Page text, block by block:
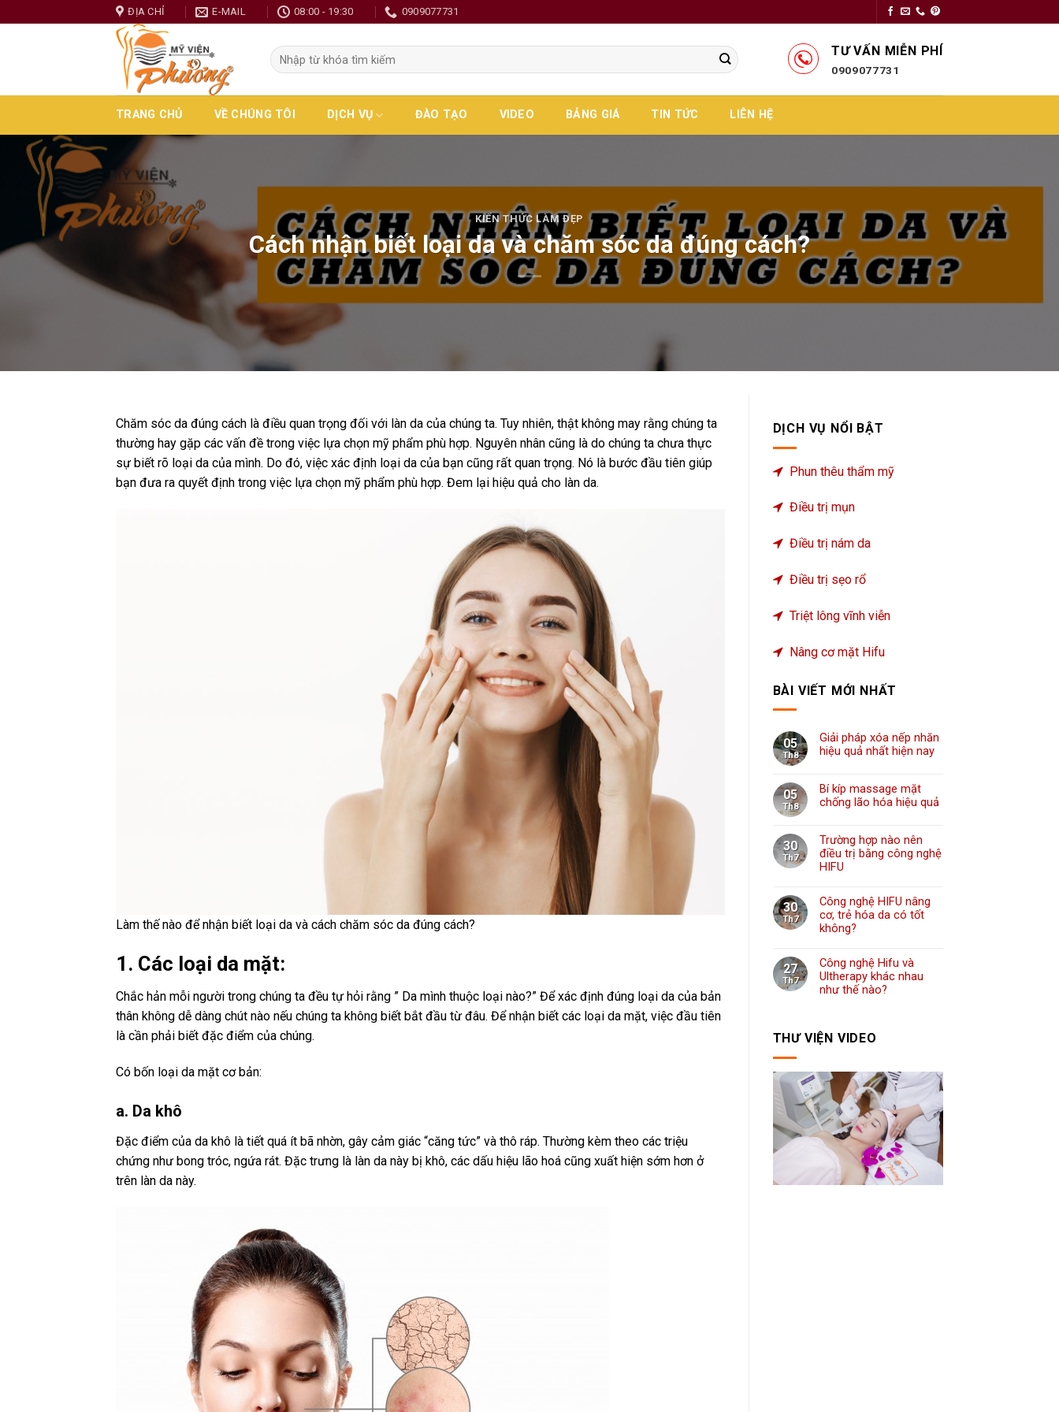
ĐỊA CHỈ E-MAIL 08:00 - 19:30 0909077731
TƯ VẤN MIỄN PHÍ
0909077731
TRANG CHỦ VỀ CHÚNG TÔI DỊCH VỤ ĐÀO TẠO VIDEO BẢNG GIÁ TIN TỨC LIÊN HỆ
KIẾN THỨC LÀM ĐẸP
Cách nhận biết loại da và chăm sóc da đúng cách?
Chăm sóc da đúng cách là điều quan trọng đối với làn da của chúng ta. Tuy nhiên, thật không may rằng chúng ta
thường hay gặp các vấn đề trong việc lựa chọn mỹ phẩm phù hợp. Nguyên nhân cũng là do chúng ta chưa thực
sự biết rõ loại da của mình. Do đó, việc xác định loại da của bạn cũng rất quan trọng. Nó là bước đầu tiên giúp
bạn đưa ra quyết định trong việc lựa chọn mỹ phẩm phù hợp. Đem lại hiệu quả cho làn da.
Làm thế nào để nhận biết loại da và cách chăm sóc da đúng cách?
1. Các loại da mặt:
Chắc hản mỗi người trong chúng ta đều tự hỏi rằng ” Da mình thuộc loại nào?” Để xác định đúng loại da của bản
thân không dễ dàng chút nào nếu chúng ta không biết bắt đầu từ đâu. Để nhận biết các loại da mặt, việc đầu tiên
là cần phải biết đặc điểm của chúng.
Có bốn loại da mặt cơ bản:
a. Da khô
Đặc điểm của da khô là tiết quá ít bã nhờn, gây cảm giác “căng tức” và thô ráp. Thường kèm theo các triệu
chứng như bong tróc, ngứa rát. Đặc trưng là làn da này bị khô, các dấu hiệu lão hoá cũng xuất hiện sớm hơn ở
trên làn da này.
DỊCH VỤ NỔI BẬT
Phun thêu thẩm mỹ
Điều trị mụn
Điều trị nám da
Điều trị sẹo rổ
Triệt lông vĩnh viễn
Nâng cơ mặt Hifu
BÀI VIẾT MỚI NHẤT
05
Th8
Giải pháp xóa nếp nhăn
hiệu quả nhất hiện nay
05
Th8
Bí kíp massage mặt
chống lão hóa hiệu quả
30
Th7
Trường hợp nào nên
điều trị bằng công nghệ
HIFU
30
Th7
Công nghệ HIFU nâng
cơ, trẻ hóa da có tốt
không?
27
Th7
Công nghệ Hifu và
Ultherapy khác nhau
như thế nào?
THƯ VIỆN VIDEO